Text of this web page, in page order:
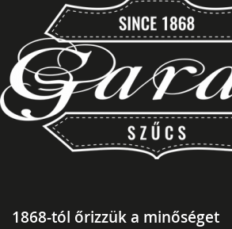
1868-tól őrizzük a minőséget